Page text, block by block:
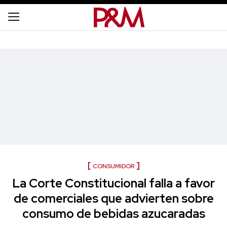
CONSUMIDOR
La Corte Constitucional falla a favor
de comerciales que advierten sobre
consumo de bebidas azucaradas